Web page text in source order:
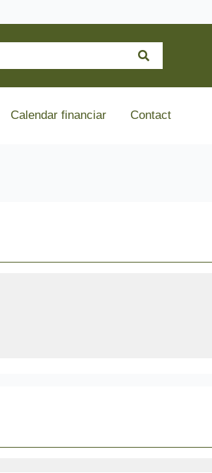
Calendar financiar Contact